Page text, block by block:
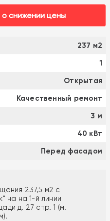
о снижении цены
237 м2
1
Открытая
Качественный ремонт
3 м
40 кВт
Перед фасадом
237,5 м2 с
на на 1-й линии
д. 27 стр. 1 (м.